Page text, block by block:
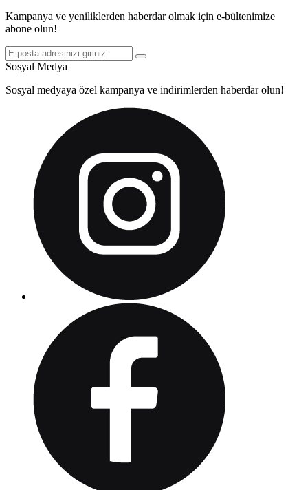
Kampanya ve yeniliklerden haberdar olmak için e-bültenimize
abone olun!
Sosyal Medya
Sosyal medyaya özel kampanya ve indirimlerden haberdar olun!